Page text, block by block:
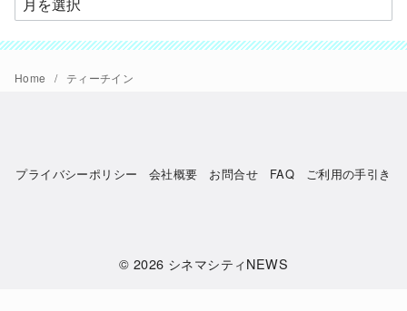
ー
カ
イ
Home ティーチイン
プライバシーポリシー 会社概要 お問合せ FAQ ご利用の手引き
© 2026 シネマシティNEWS